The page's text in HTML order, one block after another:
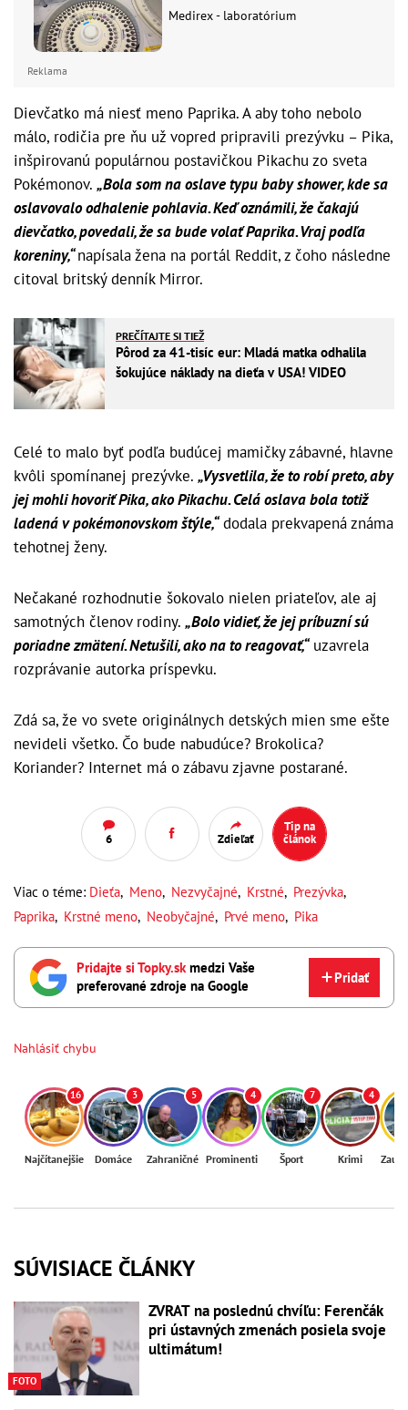
Medirex - laboratórium
Reklama
Dievčatko má niesť meno Paprika. A aby toho nebolo
málo, rodičia pre ňu už vopred pripravili prezývku – Pika,
inšpirovanú populárnou postavičkou Pikachu zo sveta
Pokémonov. „Bola som na oslave typu baby shower, kde sa
oslavovalo odhalenie pohlavia. Keď oznámili, že čakajú
dievčatko, povedali, že sa bude volať Paprika. Vraj podľa
koreniny,“napísala žena na portál Reddit, z čoho následne
citoval britský denník Mirror.
PREČÍTAJTE SI TIEŽ
Pôrod za 41-tisíc eur: Mladá matka odhalila
šokujúce náklady na dieťa v USA! VIDEO
Celé to malo byť podľa budúcej mamičky zábavné, hlavne
kvôli spomínanej prezývke. „Vysvetlila, že to robí preto, aby
jej mohli hovoriť Pika, ako Pikachu. Celá oslava bola totiž
ladená v pokémonovskom štýle,“dodala prekvapená známa
tehotnej ženy.
Nečakané rozhodnutie šokovalo nielen priateľov, ale aj
samotných členov rodiny. „Bolo vidieť, že jej príbuzní sú
poriadne zmätení. Netušili, ako na to reagovať,“uzavrela
rozprávanie autorka príspevku.
Zdá sa, že vo svete originálnych detských mien sme ešte
nevideli všetko. Čo bude nabudúce? Brokolica?
Koriander? Internet má o zábavu zjavne postarané.
6 Zdieľať
Tip na
článok
Viac o téme: Dieťa, Meno, Nezvyčajné, Krstné, Prezývka,
Paprika, Krstné meno, Neobyčajné, Prvé meno, Pika
Pridajte si Topky.skmedzi Vaše
preferované zdroje na Google
Pridať
Nahlásiť chybu
16
Najčítanejšie
3
Domáce
5
Zahraničné
4
Prominenti
7
Šport
4
Krimi
SÚVISIACE ČLÁNKY
FOTO
ZVRAT na poslednú chvíľu: Ferenčák
pri ústavných zmenách posiela svoje
ultimátum!